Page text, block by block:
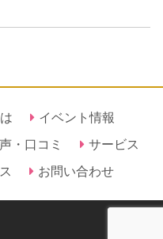
イベント情報
・口コミ
サービス
お問い合わせ